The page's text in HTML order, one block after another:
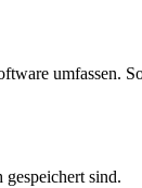
umfassen.
sind.